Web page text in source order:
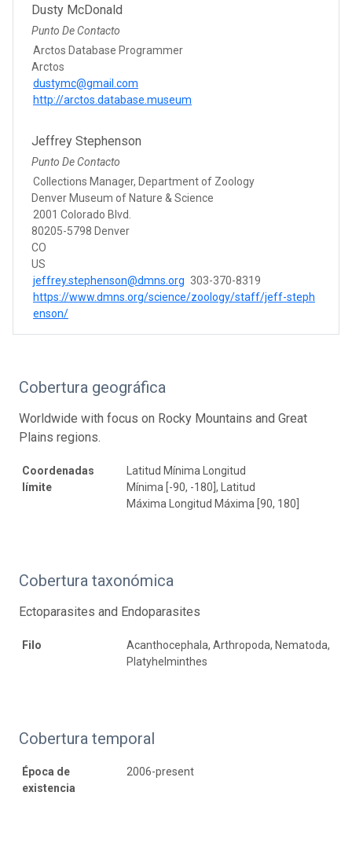
Dusty McDonald
Punto De Contacto
Arctos Database Programmer
Arctos
dustymc@gmail.com
http://arctos.database.museum
Jeffrey Stephenson
Punto De Contacto
Collections Manager, Department of Zoology
Denver Museum of Nature & Science
2001 Colorado Blvd.
80205-5798 Denver
CO
US
jeffrey.stephenson@dmns.org 303-370-8319
https://www.dmns.org/science/zoology/staff/jeff-steph
enson/
Cobertura geográfica
Worldwide with focus on Rocky Mountains and Great
Plains regions.
Coordenadas
límite
Latitud Mínima Longitud
Mínima [-90, -180], Latitud
Máxima Longitud Máxima [90, 180]
Cobertura taxonómica
Ectoparasites and Endoparasites
Filo
Acanthocephala, Arthropoda, Nematoda,
Platyhelminthes
Cobertura temporal
Época de
existencia
2006-present